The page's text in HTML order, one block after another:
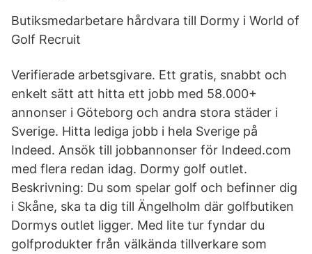
Butiksmedarbetare hårdvara till Dormy i World of
Golf Recruit
Verifierade arbetsgivare. Ett gratis, snabbt och
enkelt sätt att hitta ett jobb med 58.000+
annonser i Göteborg och andra stora städer i
Sverige. Hitta lediga jobb i hela Sverige på
Indeed. Ansök till jobbannonser för Indeed.com
med flera redan idag. Dormy golf outlet.
Beskrivning: Du som spelar golf och befinner dig
i Skåne, ska ta dig till Ängelholm där golfbutiken
Dormys outlet ligger. Med lite tur fyndar du
golfprodukter från välkända tillverkare som